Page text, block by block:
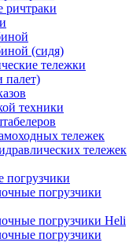
ричтраки
(сидя)
тележки
палет)
техники
тележек
тележек
погрузчики
погрузчики
погрузчики Heli
погрузчики